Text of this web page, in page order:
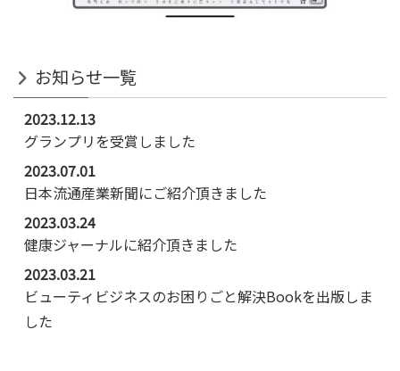
お知らせ一覧
2023.12.13
グランプリを受賞しました
2023.07.01
日本流通産業新聞にご紹介頂きました
2023.03.24
健康ジャーナルに紹介頂きました
2023.03.21
ビューティビジネスのお困りごと解決Bookを出版しま
した